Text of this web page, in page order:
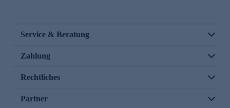
Service & Beratung
Zahlung
Rechtliches
Partner